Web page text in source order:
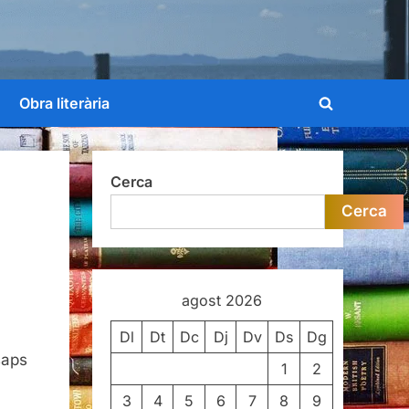
Obra literària
Toggle
search
form
Cerca
Cerca
agost 2026
Dl Dt Dc Dj Dv Ds
Dg
1
2
3
4 5 6 7 8
9